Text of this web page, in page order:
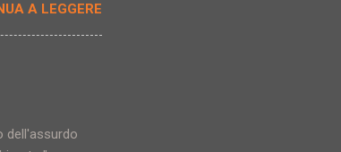
nettamente
è morto
il
A LEGGERE
dell'assurdo